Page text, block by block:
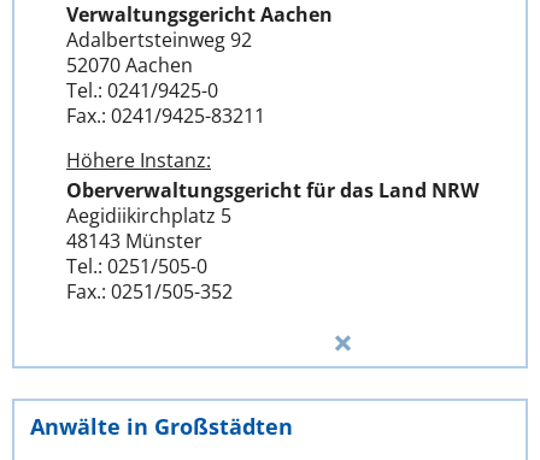
Verwaltungsgericht Aachen
Adalbertsteinweg 92
52070 Aachen
Tel.: 0241/9425-0
Fax.: 0241/9425-83211
Höhere Instanz:
Oberverwaltungsgericht für das Land NRW
Aegidiikirchplatz 5
48143 Münster
Tel.: 0251/505-0
Fax.: 0251/505-352
Anwälte in Großstädten